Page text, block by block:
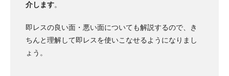
介します。
即レスの良い面・悪い面についても解説するので、き
ちんと理解して即レスを使いこなせるようになりまし
ょう。